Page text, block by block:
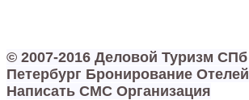
© 2007-2016 Деловой Туризм СПб
Петербург Бронирование Отелей
Написать СМС Организация